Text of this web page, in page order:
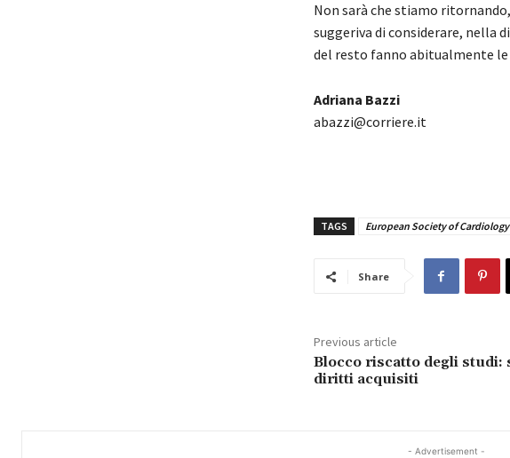
Non sarà che stiamo
suggeriva di considerare, nella
del resto fanno abitualmente
Adriana Bazzi
abazzi@corriere.it
TAGS European Society of Cardiology
Share
Previous article
Blocco riscatto degli studi:
diritti acquisiti
- Advertisement -